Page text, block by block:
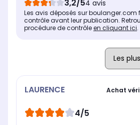
3,2/54 avis
Les avis déposés sur boulanger.com
contrôle avant leur publication.
procédure de contrôleen cliquant ici.
LAURENCE Achat
4/5